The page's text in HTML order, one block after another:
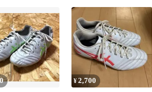
¥2,700